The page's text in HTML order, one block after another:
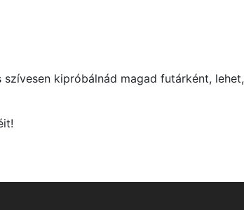
kipróbálnád magad futárként, lehet,